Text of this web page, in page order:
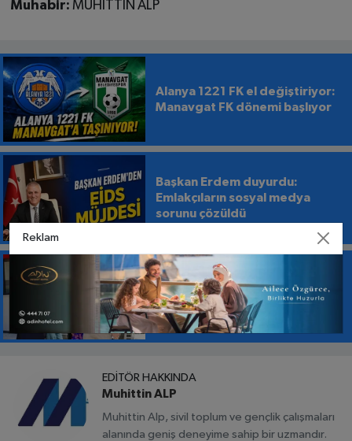
Muhabir: MUHİTTİN ALP
Alanya 1221 FK el değiştiriyor:
Manavgat FK dönemi başlıyor
Başkan Erdem duyurdu:
Emlakçıların sosyal medya
sorunu çözüldü
Tavlı’dan Atatürk Caddesi’nde
“Yaya Geçidi” Çıkışı: UKOME’ye
Bile Gitmedi
EDITÖR HAKKINDA
Muhittin ALP
Muhittin Alp, sivil toplum ve gençlik çalışmaları
alanında geniş deneyime sahip bir uzmandır.
Reklam